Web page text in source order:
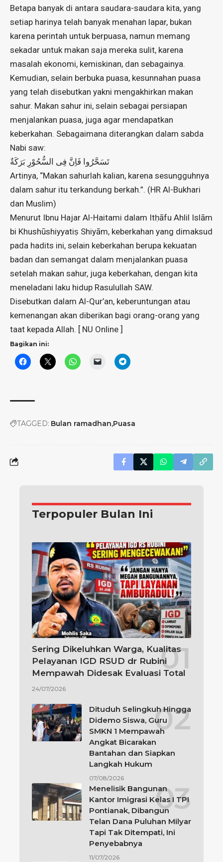
Betapa banyak di antara saudara-saudara kita, yang
setiap harinya telah banyak menahan lapar, bukan
karena perintah untuk berpuasa, namun memang
sekadar untuk makan saja mereka sulit, karena
masalah ekonomi, kemiskinan, dan sebagainya.
Kemudian, selain berbuka puasa, kesunnahan puasa
yang telah disebutkan yakni mengakhirkan makan
sahur. Makan sahur ini, selain sebagai persiapan
menjalankan puasa, juga agar mendapatkan
keberkahan. Sebagaimana diterangkan dalam sabda
Nabi saw:
تَسَحَّرُوا فَاِنَّ فِى السُّحُوْرِ بَرَكَةٌ
Artinya, “Makan sahurlah kalian, karena sesungguhnya
dalam sahur itu terkandung berkah.”. (HR Al-Bukhari
dan Muslim)
Menurut Ibnu Hajar Al-Haitami dalam Itḥāfu Ahlil Islām
bi Khushūshiyyatiṣ Shiyām, keberkahan yang dimaksud
pada hadits ini, selain keberkahan berupa kekuatan
badan dan semangat dalam menjalankan puasa
setelah makan sahur, juga keberkahan, dengan kita
meneladani laku hidup Rasulullah SAW.
Disebutkan dalam Al-Qur’an, keberuntungan atau
kemenangan akan diberikan bagi orang-orang yang
taat kepada Allah. [ NU Online ]
Bagikan ini:
TAGGED: Bulan ramadhan Puasa
Terpopuler Bulan Ini
Sering Dikeluhkan Warga, Kualitas
Pelayanan IGD RSUD dr Rubini
Mempawah Didesak Evaluasi Total
24/07/2026
Dituduh Selingkuh Hingga
Didemo Siswa, Guru
SMKN 1 Mempawah
Angkat Bicarakan
Bantahan dan Siapkan
Langkah Hukum
07/08/2026
Menelisik Bangunan
Kantor Imigrasi Kelas I TPI
Pontianak, Dibangun
Telan Dana Puluhan Milyar
Tapi Tak Ditempati, Ini
Penyebabnya
11/07/2026